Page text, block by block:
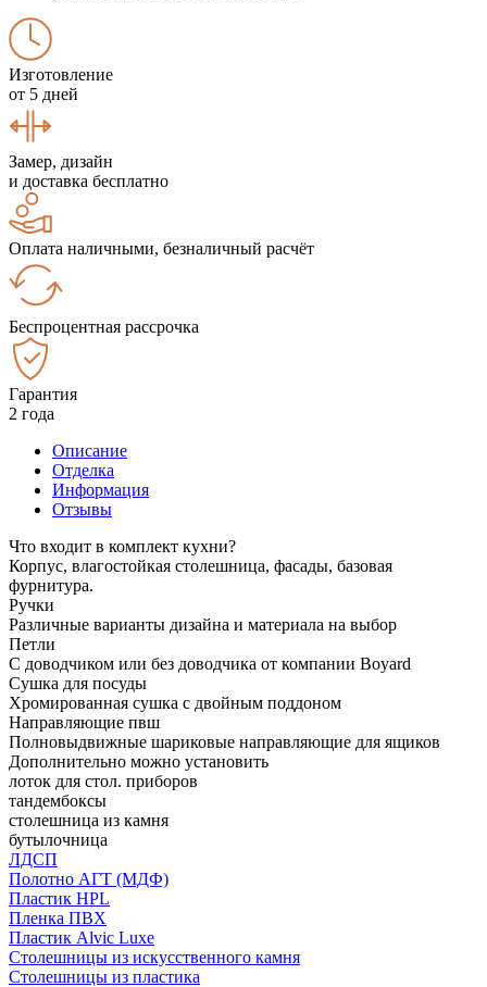
Изготовление
от 5 дней
Замер, дизайн
и доставка бесплатно
Оплата наличными, безналичный расчёт
Беспроцентная рассрочка
Гарантия
2 года
Описание
Отделка
Информация
Отзывы
Что входит в комплект кухни?
Корпус, влагостойкая столешница, фасады, базовая
фурнитура.
Ручки
Различные варианты дизайна и материала на выбор
Петли
С доводчиком или без доводчика от компании Boyard
Сушка для посуды
Хромированная сушка с двойным поддоном
Направляющие пвш
Полновыдвижные шариковые направляющие для ящиков
Дополнительно можно установить
лоток для стол. приборов
тандембоксы
столешница из камня
бутылочница
ЛДСП
Полотно АГТ (МДФ)
Пластик HPL
Пленка ПВХ
Пластик Alvic Luxe
Столешницы из искусственного камня
Столешницы из пластика